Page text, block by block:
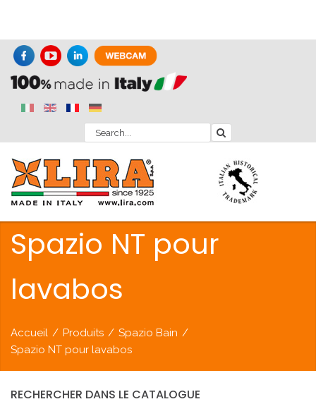
Spazio NT pour
lavabos
Accueil / Produits / Spazio Bain /
Spazio NT pour lavabos
RECHERCHER DANS LE CATALOGUE